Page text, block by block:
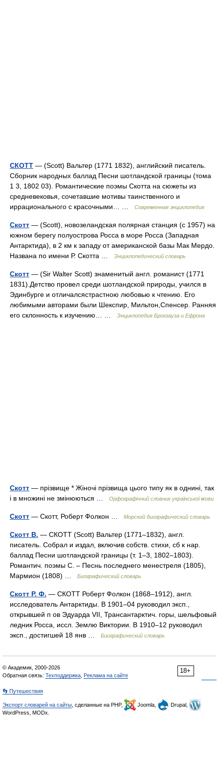
СКОТТ — (Scott) Вальтер (1771 1832), английский писатель.
Сборник народных баллад Песни шотландской границы (тома
1 3, 1802 03). Романтические поэмы Скотта на сюжеты из
средневековья, сочетавшие мотивы таинственного и
иррационального с красочными… …
Современная энциклопедия
Скотт — (Scott), новозеландская полярная станция (с 1957) на
южном берегу полуострова Росса в море Росса (Западная
Антарктида), в 2 км к западу от американской базы Мак Мердо.
Названа по имени Р. Скотта …
Энциклопедический словарь
Скотт — (Sir Walter Scott) знаменитый англ. романист (1771
1831).Детство провел среди шотландской природы, учился в
Эдинбурге и отличалсястрастною любовью к чтению. Его
любимыми авторами были Шекспир, Мильтон,Спенсер. Ранняя
его склонность к изучению… …
Энциклопедия Брокгауза и Ефрона
Скотт — прізвище * Жіночі прізвища цього типу як в однині, так
і в множині не змінюються …
Орфографічний словник української мови
Скотт — Скотт, Роберт Фолкон … Морской биографический словарь
Скотт В. — СКОТТ (Scott) Вальтер (1771–1832), англ.
писатель. Собрал и издал, включив собств. стихи, сб к нар.
баллад Песни шотландской границы (т. 1–3, 1802–1803).
Романтич. поэмы С. – Песнь последнего менестреля (1805),
Мармион (1808) …
Биографический словарь
Скотт Р. Ф. — СКОТТ Роберт Фолкон (1868–1912), англ.
исследователь Антарктиды. В 1901–04 руководил эксп.,
открывшей п ов Эдуарда VII, Трансантарктич. горы, шельфовый
ледник Росса, иссл. Землю Виктории. В 1910–12 руководил
эксп., достигшей 18 янв …
Биографический словарь
18+
© Академик, 2000-2026
Обратная связь: Техподдержка Реклама на сайте
👣 Путешествия
Экспорт словарей на сайты , сделанные на PHP, Joomla,
Drupal,
WordPress, MODx.